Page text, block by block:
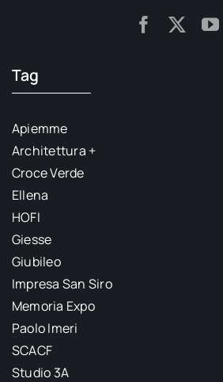
Tag
Apiemme
Architettura +
Croce Verde
Ellena
HOFI
Giesse
Giubileo
Impresa San Siro
Memoria Expo
Paolo Imeri
SCACF
Studio 3A